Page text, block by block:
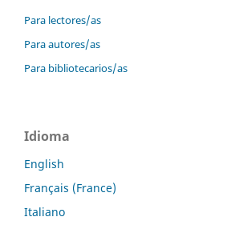
Para lectores/as
Para autores/as
Para bibliotecarios/as
Idioma
English
Français (France)
Italiano